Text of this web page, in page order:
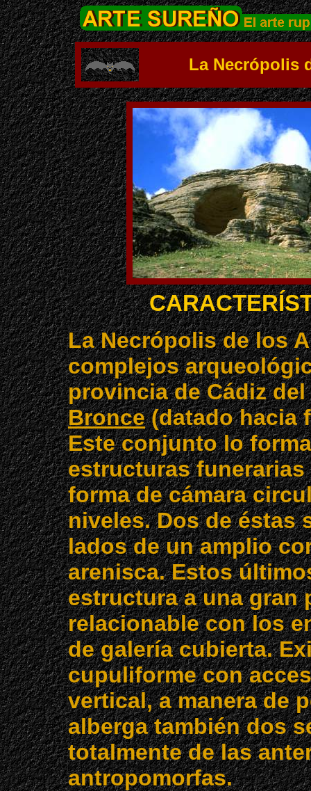
La Necrópolis
La Necrópolis de los
complejos
provincia de Cádiz del
Bronce(datado hacia
Este conjunto lo
estructuras
forma de cámara
niveles. Dos de éstas
lados de un amplio
arenisca. Estos
estructura a una gran
relacionable con los
de galería cubierta.
cupuliforme con
vertical, a manera de
alberga también dos
totalmente de las
antropomorfas.